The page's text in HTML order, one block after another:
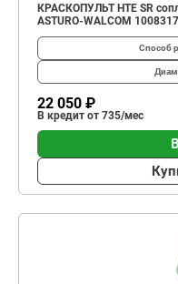
КРАСКОПУЛЬТ HTE SR
ASTURO-WALCOM
Способ
22 050 ₽
В кредит от 735/мес